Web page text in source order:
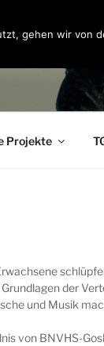
Projekte
der
und Musik
von BNVHS-
gehen wir von